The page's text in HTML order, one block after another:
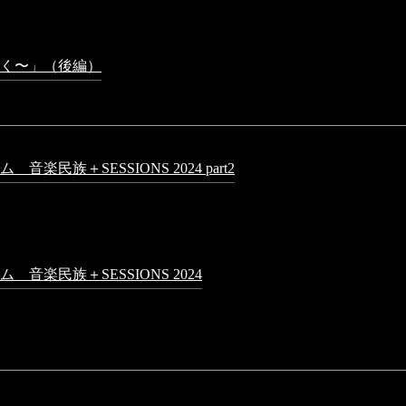
〜」（後編）
音楽民族＋SESSIONS 2024 part2
音楽民族＋SESSIONS 2024